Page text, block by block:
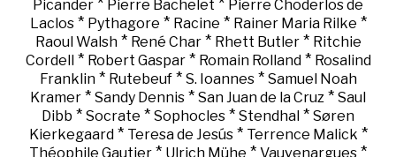
Picander * Pierre Bachelet * Pierre Choderlos de
Laclos* Pythagore * Racine * Rainer Maria Rilke *
Raoul Walsh* René Char* Rhett Butler* Ritchie
Cordell * Robert Gaspar* Romain Rolland* Rosalind
Franklin* Rutebeuf* S. Ioannes* Samuel Noah
Kramer * Sandy Dennis * San Juan de la Cruz * Saul
Dibb * Socrate * Sophocles * Stendhal * Søren
Kierkegaard* Teresa de Jesús* Terrence Malick *
Théophile Gautier * Ulrich Mühe * Vauvenargues *